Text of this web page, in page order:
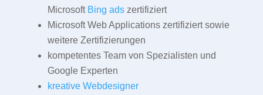
Microsoft Bing adszertifiziert
Microsoft Web Applications zertifiziert sowie
weitere Zertifizierungen
kompetentes Team von Spezialisten und
Google Experten
kreative Webdesigner